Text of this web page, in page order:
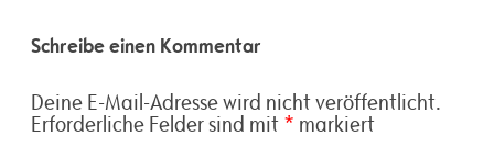
Schreibe einen Kommentar
Deine E-Mail-Adresse wird nicht veröffentlicht.
Erforderliche Felder sind mit * markiert